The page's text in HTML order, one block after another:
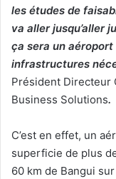
les études de
va aller jusqu’aller
ça sera un
infrastructures
Président Directeur
Business Solutions.
C’est en effet, un
superficie de plus
60 km de Bangui